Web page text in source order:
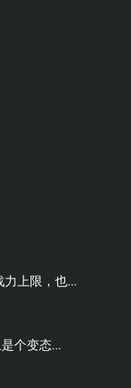
上限，也...
个变态...